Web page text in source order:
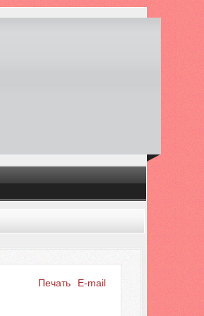
Печать
E-mail